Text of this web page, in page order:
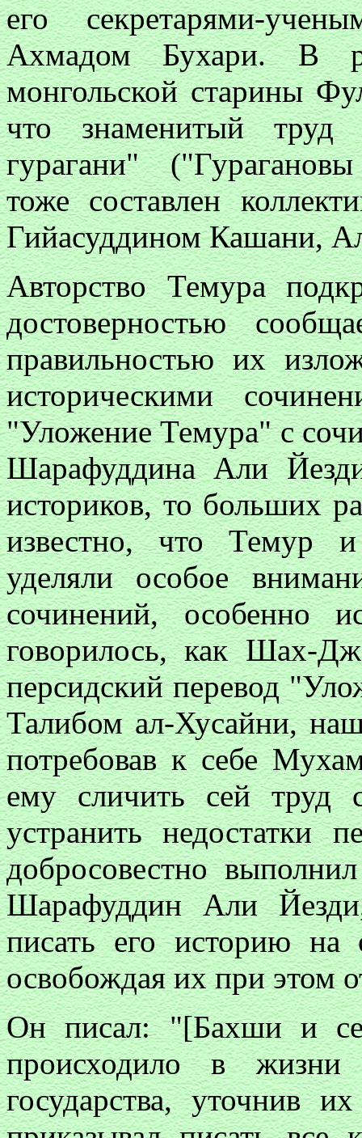
его секретарями-
Ахмадом Бухари. В
монгольской старины
что знаменитый труд
гурагани"
тоже составлен
Гийасуддином Кашани,
Авторство Темура
достоверностью
правильностью их
историческими
"Уложение Темура" с
Шарафуддина Али
историков, то больших
известно, что Темур
уделяли особое
сочинений, особенно
говорилось, как Шах-
персидский перевод
Талибом ал-Хусайни,
потребовав к себе
ему сличить сей труд
устранить
добросовестно
Шарафуддин Али
писать его историю на
освобождая их при этом
Он писал: "[Бахши и
происходило в жизни
государства, уточнив